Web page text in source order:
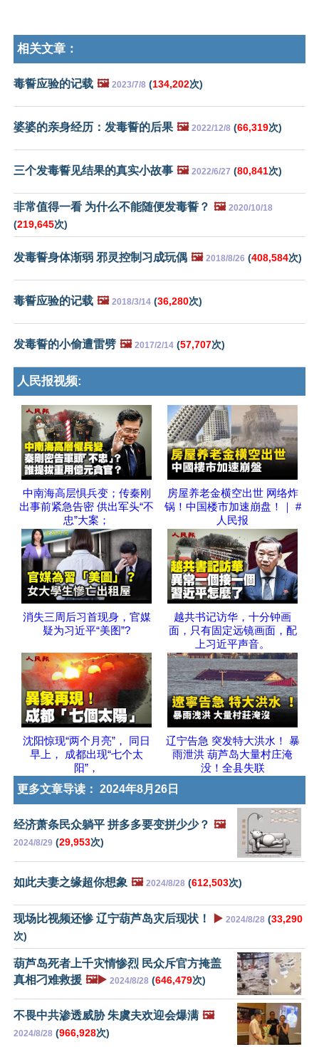
相关文章：
毒誓应验的记载 🖼️ 2023/7/8 (134,202次)
婆婆的亲身经历：发毒誓的后果 🖼️ 2022/12/8 (66,319次)
三个发毒誓见结果的真实小故事 🖼️ 2022/6/27 (80,841次)
非常值得一看 为什么不能随便发毒誓？ 🖼️ 2020/10/18
(219,645次)
发毒誓身体渐弱 邪灵控制习成玩偶 🖼️ 2018/8/26 (408,584次)
毒誓应验的记载 🖼️ 2018/3/14 (36,280次)
发毒誓的小偷遭雷劈 🖼️ 2017/2/14 (57,707次)
人民报视频:
中南海高层惧兵变；传秦刚
出事前紧急告密 供出军头“不
忠”大案；
房屋养老金横空出世 网络炸
锅！中国楼市加速崩盘！｜ #
人民报
消失三周后习首现身，官媒
疑为习近平“美图”?
越共书记访华，十分钟画
面，只有固定远镜画面，配
上习近平声音。
沈阳惊现“两个月亮”， 同日
早上， 成都出现“七个太
阳”，
辽宁告急 突发特大洪水！ 暴
雨泄洪 葫芦岛大量村庄淹
没！全县失联
更多文章导读： 2024年8月26日
经济萧条民众躺平 拼多多要变拼少少？ 🖼️
2024/8/29 (29,953次)
如此夫妻之缘超你想象 🖼️ 2024/8/28 (612,503次)
现场比视频还惨 辽宁葫芦岛灾后现状！ ▶️ 2024/8/28 (33,290
次)
葫芦岛死者上千灾情惨烈 民众斥官方掩盖
真相刁难救援 🖼️▶️ 2024/8/28 (646,479次)
不畏中共渗透威胁 朱虞夫欢迎会爆满 🖼️
2024/8/28 (966,928次)